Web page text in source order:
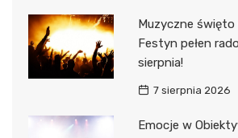
Muzyczne święto
Festyn pełen
sierpnia!
7 sierpnia 2026
Emocje w